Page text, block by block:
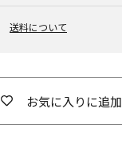
送料について
お気に入りに追加